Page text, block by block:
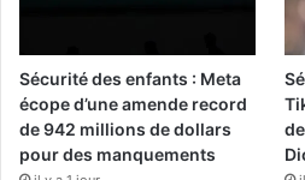
Sécurité des enfants : Meta
écope d’une amende record
de 942 millions de dollars
pour des manquements